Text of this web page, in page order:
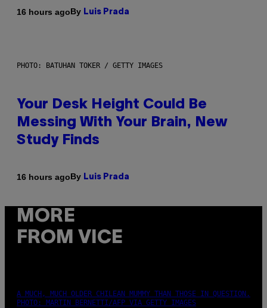
16 hours agoBy Luis Prada
PHOTO: BATUHAN TOKER / GETTY IMAGES
Your Desk Height Could Be
Messing With Your Brain, New
Study Finds
16 hours agoBy Luis Prada
MORE
FROM VICE
A MUCH, MUCH OLDER CHILEAN MUMMY THAN THOSE IN QUESTION.
PHOTO: MARTIN BERNETTI/AFP VIA GETTY IMAGES